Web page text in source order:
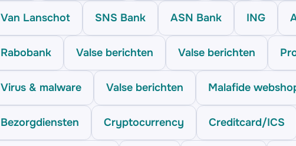
Van Lanschot SNS Bank ASN Bank ING
Rabobank Valse berichten Valse berichten
Virus & malware Valse berichten Malafide
Bezorgdiensten Cryptocurrency Creditcard/ICS